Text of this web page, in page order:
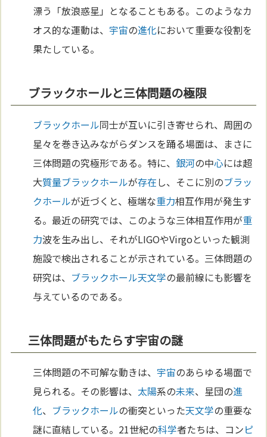
漂う「放浪惑星」となることもある。このようなカ
オス的な運動は、 宇宙の進化において重要な役割を
果たしている。
ブラックホールと三体問題の極限
ブラックホール同士が互いに引き寄せられ、周囲の
星々を巻き込みながらダンスを踊る場面は、まさに
三体問題の究極形である。特に、 銀河の中心には超
大質量ブラックホールが存在し、そこに別のブラッ
クホールが近づくと、極端な重力相互作用が発生す
る。最近の研究では、このような三体相互作用が重
力波を生み出し、それがLIGOやVirgoといった観測
施設で検出されることが示されている。三体問題の
研究は、 ブラックホール天文学の最前線にも影響を
与えているのである。
三体問題がもたらす宇宙の謎
三体問題の不可解な動きは、 宇宙のあらゆる場面で
見られる。その影響は、 太陽系の未来、星団の進
化、 ブラックホールの衝突といった天文学の重要な
謎に直結している。21世紀の科学者たちは、コンピ